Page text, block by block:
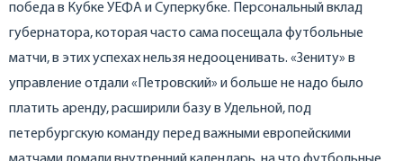
победа в Кубке УЕФА и Суперкубке. Персональный вклад
губернатора, которая часто сама посещала футбольные
матчи, в этих успехах нельзя недооценивать. «Зениту» в
управление отдали «Петровский» и больше не надо было
платить аренду, расширили базу в Удельной, под
петербургскую команду перед важными европейскими